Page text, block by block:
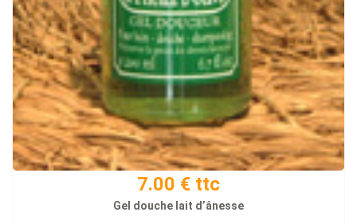
7.00 € ttc
Gel douche lait d’ânesse